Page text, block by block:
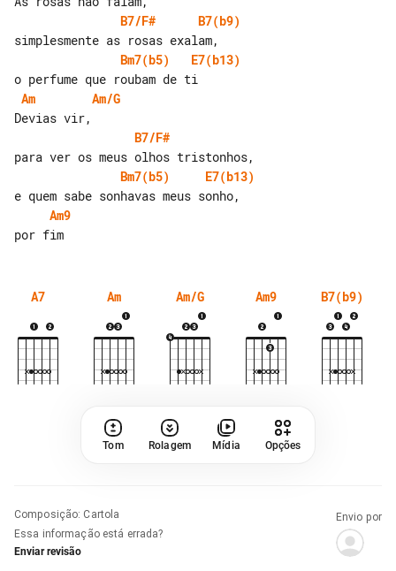
B7/F#
B7(b9)
Bm7(b5)
E7(b13)
Am
Am/G
B7/F#
Bm7(b5)
E7(b13)
Am9
A7 Am Am/G Am9 B7(b9)
Tom Rolagem Mídia Opções
Composição: Cartola
Essa informação está errada?
Enviar revisão
Envio por